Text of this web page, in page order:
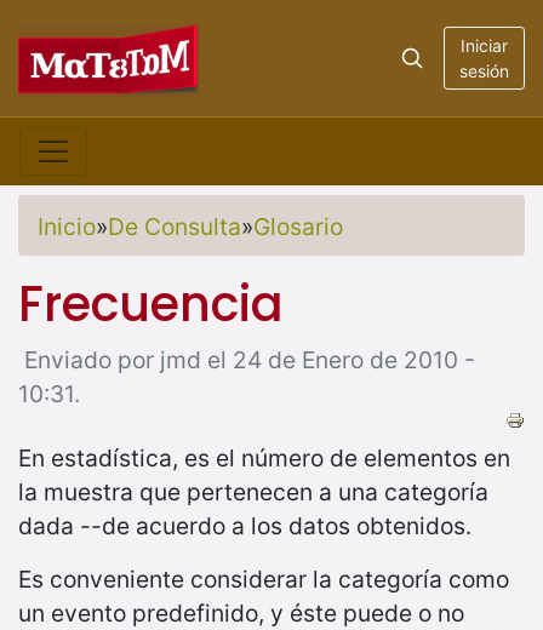
Iniciar
sesión
Inicio»De Consulta»Glosario
Frecuencia
Enviado por jmd el 24 de Enero de 2010 -
10:31.
En estadística, es el número de elementos en
la muestra que pertenecen a una categoría
dada --de acuerdo a los datos obtenidos.
Es conveniente considerar la categoría como
un evento predefinido, y éste puede o no